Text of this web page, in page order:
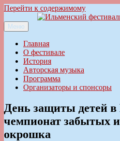
Перейти к содержимому
Ильменский фестиваль авторской
Меню
Главная
О фестивале
История
Авторская музыка
Программа
Организаторы и спонсоры
День защиты детей в
чемпионат забытых
окрошка